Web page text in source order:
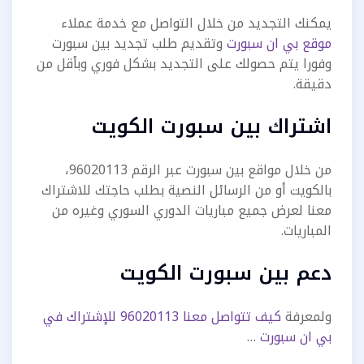
يمكنك التجديد من خلال التواصل مع خدمة عملاء
موقع بي ان سبورتوتقديم طلب تجديد بين سبورت
وفورا يتم حصولك على التجديد بشكل فوري وبأقل من
دقيقة.
اشتراك بين سبورت الكويت
من خلال مواقع بين سبورت عبر الرقم 96020113،
بالكويت أو من الرسائل النصية بطلب حاجتك للاشتراك
معنا لعرض جميع مباريات الدوري السوري وغيره من
المباريات.
دعم بين سبورت الكويت
ولمعرفة
كيف تتواصل معنا 96020113 للإشتراك في
بي ان سبورت…